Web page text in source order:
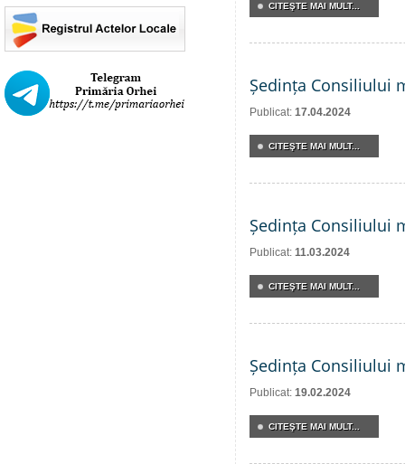
CITEŞTE MAI MULT...
Ședința Consiliului
Publicat: 17.04.2024
CITEŞTE MAI MULT...
Ședința Consiliului
Publicat: 11.03.2024
CITEŞTE MAI MULT...
Ședința Consiliului
Publicat: 19.02.2024
CITEŞTE MAI MULT...